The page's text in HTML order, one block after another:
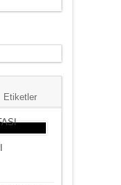
Etiketler